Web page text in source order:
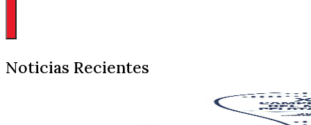
Noticias Recientes